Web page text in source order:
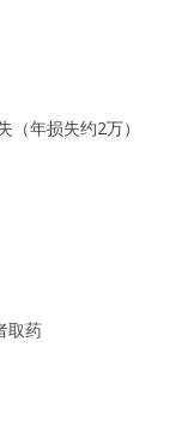
年损失约2万）
取药